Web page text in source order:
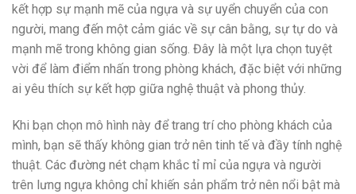
kết hợp sự mạnh mẽ của ngựa và sự uyển chuyển của con
người, mang đến một cảm giác về sự cân bằng, sự tự do và
mạnh mẽ trong không gian sống. Đây là một lựa chọn tuyệt
vời để làm điểm nhấn trong phòng khách, đặc biệt với những
ai yêu thích sự kết hợp giữa nghệ thuật và phong thủy.
Khi bạn chọn mô hình này để trang trí cho phòng khách của
mình, bạn sẽ thấy không gian trở nên tinh tế và đầy tính nghệ
thuật. Các đường nét chạm khắc tỉ mỉ của ngựa và người
trên lưng ngựa không chỉ khiến sản phẩm trở nên nổi bật mà